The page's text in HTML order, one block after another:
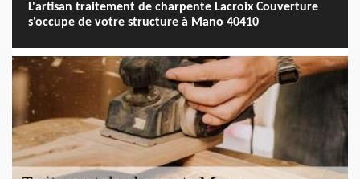
L'artisan traitement de charpente Lacroix Couverture
s'occupe de votre structure à Mano 40410